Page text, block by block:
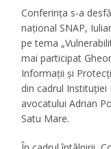
Conferința s-a
naţional SNAP,
pe tema
mai participat
Informaţii şi
din cadrul Instituţiei
avocatului Adrian
Satu Mare.